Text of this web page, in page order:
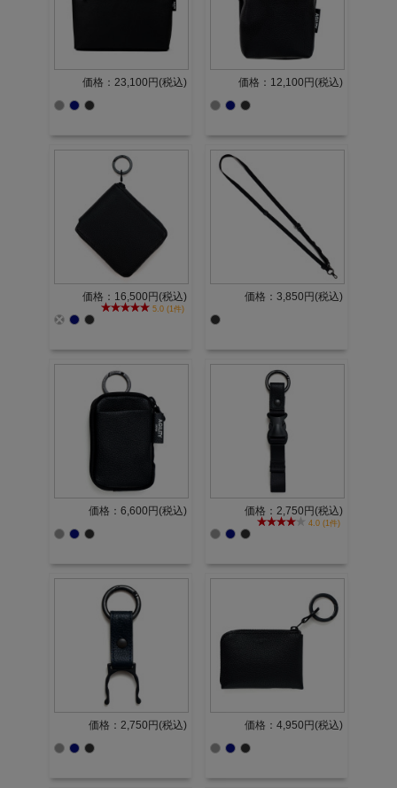
価格：23,100円(税込) 価格：12,100円(税込)
価格：16,500円(税込)
5.0 (1件)
価格：3,850円(税込)
価格：6,600円(税込) 価格：2,750円(税込)
4.0 (1件)
価格：2,750円(税込) 価格：4,950円(税込)